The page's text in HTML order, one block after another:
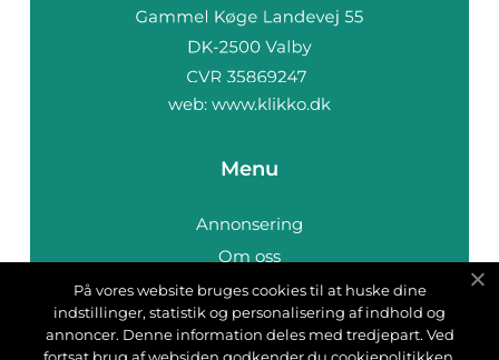
web: www.klikko.dk
Menu
Annonsering
Om oss
Cookies
Kontakta oss
Sitemap
På vores website bruges cookies til at huske dine
indstillinger, statistik og personalisering af indhold og
annoncer. Denne information deles med tredjepart. Ved